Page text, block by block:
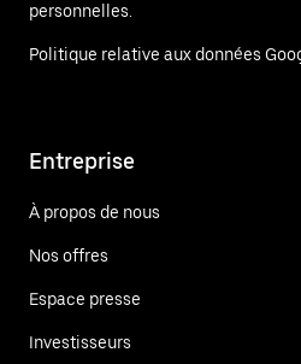
personnelles.
Politique relative aux données
Entreprise
À propos de nous
Nos offres
Espace presse
Investisseurs